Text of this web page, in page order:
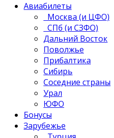
Авиабилеты
Москва (и ЦФО)
СПб (и СЗФО)
Дальний Восток
Поволжье
Прибалтика
Сибирь
Соседние страны
Урал
ЮФО
Бонусы
Зарубежье